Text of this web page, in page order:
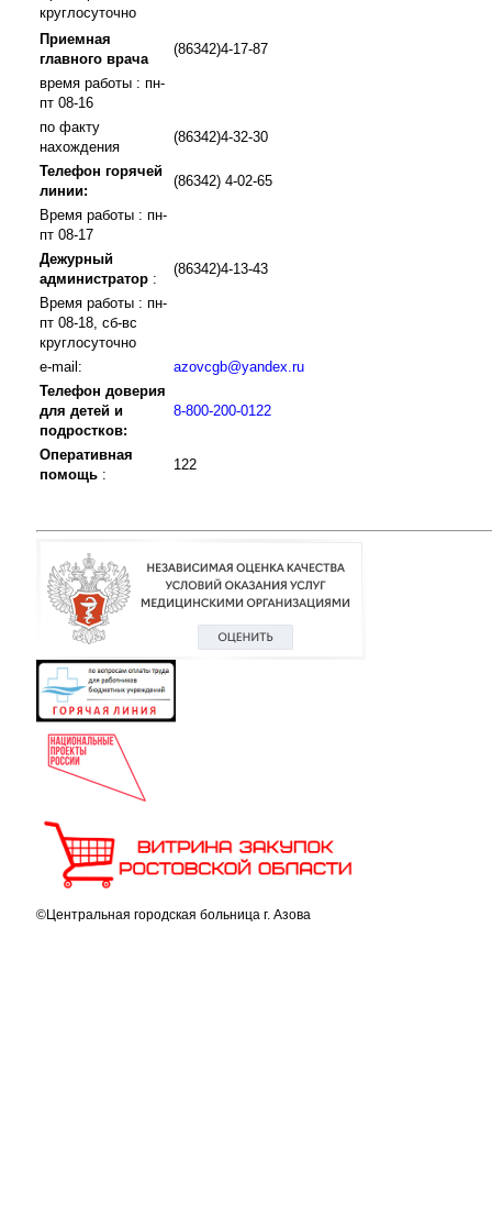
круглосуточно
Приемная
главного врача
(86342)4-17-87
время работы : пн-
пт 08-16
по факту
нахождения
(86342)4-32-30
Телефон горячей
линии:
(86342) 4-02-65
Время работы : пн-
пт 08-17
Дежурный
администратор :
(86342)4-13-43
Время работы : пн-
пт 08-18, сб-вс
круглосуточно
e-mail:
azovcgb@yandex.ru
Телефон доверия
для детей и
подростков:
8-800-200-0122
Оперативная
помощь :
122
©Центральная городская больница г. Азова